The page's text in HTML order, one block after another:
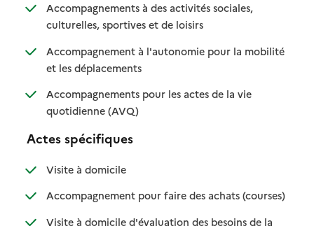
Accompagnements à des activités sociales,
culturelles, sportives et de loisirs: disponible
: non disponible
Accompagnement à l'autonomie pour la mobilité
et les déplacements: disponible
: non disponible
Accompagnements pour les actes de la vie
quotidienne (AVQ): disponible
: non disponible
Actes spécifiques
Visite à domicile: disponible
: non disponible
Accompagnement pour faire des achats (courses)
:
: non
Visite à domicile d'évaluation des besoins de la